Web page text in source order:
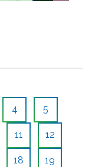
4 5
11 12
18 19